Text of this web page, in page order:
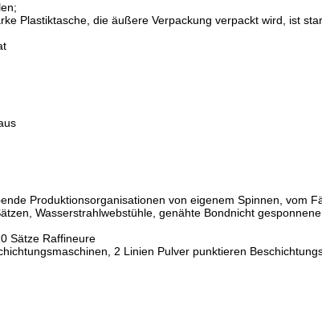
Plastiktasche, die äußere Verpackung verpackt wird, ist
Produktionsorganisationen von eigenem Spinnen, vom
Wasserstrahlwebstühle, genähte Bondnicht gesponnene
Sätze Raffineure
2 Linien Pulver punktieren